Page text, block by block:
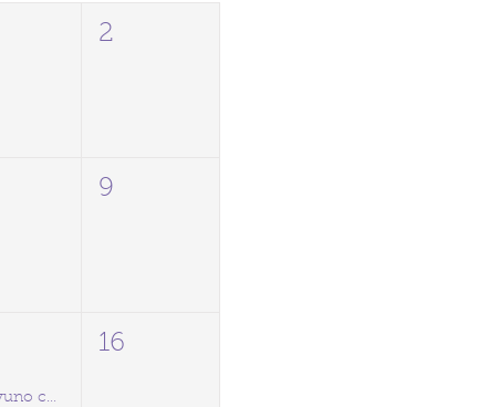
2
9
Desayuno con Experta: Parto natural y gestión de dolor
16